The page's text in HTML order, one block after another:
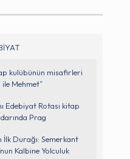
kulübünün misafirleri
ile Mehmet”
Edebiyat Rotası kitap
Prag
İlk Durağı: Semerkant
Kalbine Yolculuk